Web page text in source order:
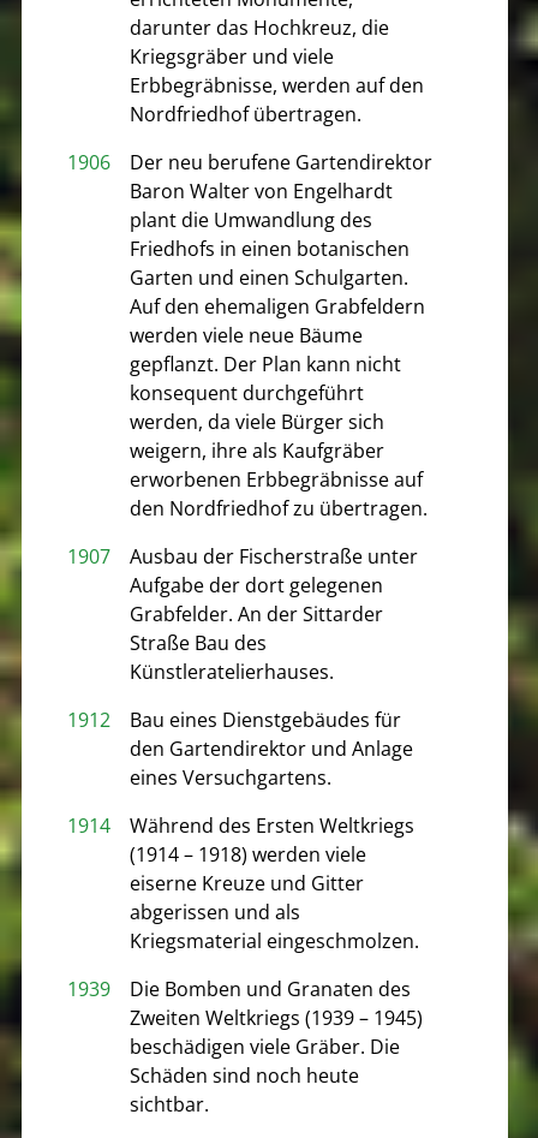
darunter das Hochkreuz, die
Kriegsgräber und viele
Erbbegräbnisse, werden auf den
Nordfriedhof übertragen.
1906
Der neu berufene Gartendirektor
Baron Walter von Engelhardt
plant die Umwandlung des
Friedhofs in einen botanischen
Garten und einen Schulgarten.
Auf den ehemaligen Grabfeldern
werden viele neue Bäume
gepflanzt. Der Plan kann nicht
konsequent durchgeführt
werden, da viele Bürger sich
weigern, ihre als Kaufgräber
erworbenen Erbbegräbnisse auf
den Nordfriedhof zu übertragen.
1907
Ausbau der Fischerstraße unter
Aufgabe der dort gelegenen
Grabfelder. An der Sittarder
Straße Bau des
Künstleratelierhauses.
1912
Bau eines Dienstgebäudes für
den Gartendirektor und Anlage
eines Versuchgartens.
1914
Während des Ersten Weltkriegs
(1914 – 1918) werden viele
eiserne Kreuze und Gitter
abgerissen und als
Kriegsmaterial eingeschmolzen.
1939
Die Bomben und Granaten des
Zweiten Weltkriegs (1939 – 1945)
beschädigen viele Gräber. Die
Schäden sind noch heute
sichtbar.